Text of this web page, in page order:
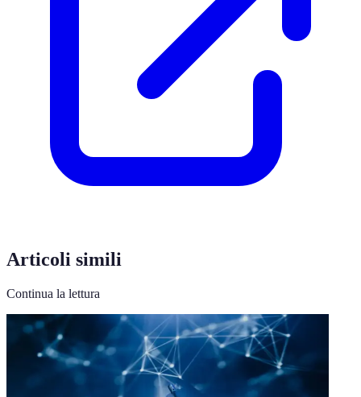
Articoli simili
Continua la lettura